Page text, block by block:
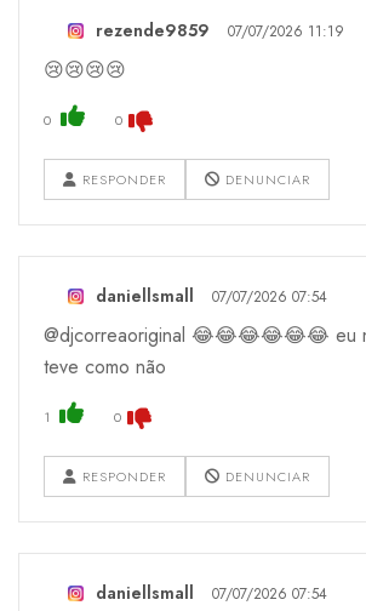
rezende9859 07/07/2026 11:19
😢😢😢😢
0 0
RESPONDER DENUNCIAR
daniellsmall 07/07/2026 07:54
@djcorreaoriginal 😂😂😂😂😂😂 eu
teve como não
1 0
RESPONDER DENUNCIAR
daniellsmall 07/07/2026 07:54